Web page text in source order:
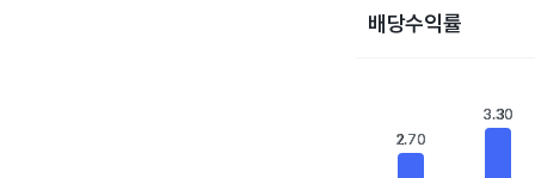
배당수익률
View as data table,
The chart has 1 X
The chart has 1 Y
2.70
2.70
3.30
3.30